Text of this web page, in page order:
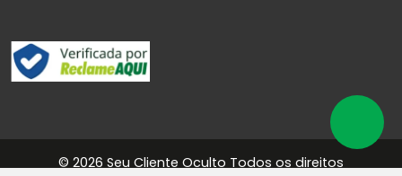
© 2026 Seu Cliente Oculto Todos os direitos